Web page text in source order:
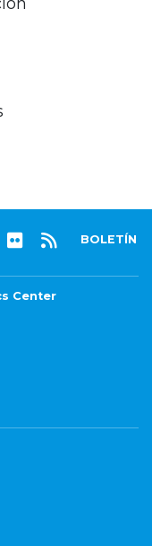
BOLETÍN
Center